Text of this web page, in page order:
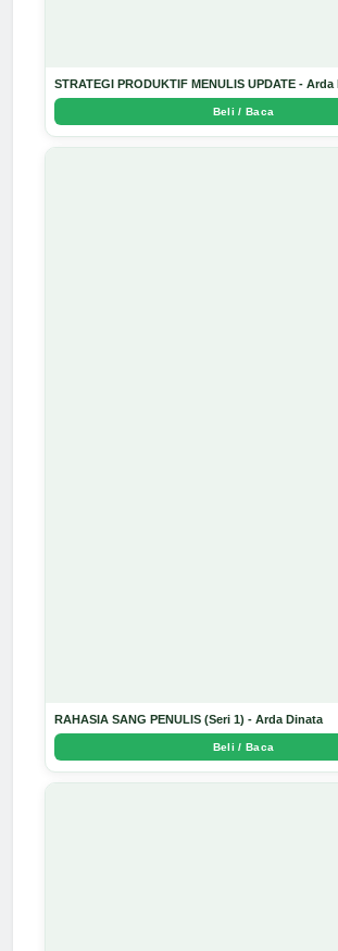
STRATEGI PRODUKTIF MENULIS UPDATE - Arda
Beli / Baca
RAHASIA SANG PENULIS (Seri 1) - Arda Dinata
Beli / Baca